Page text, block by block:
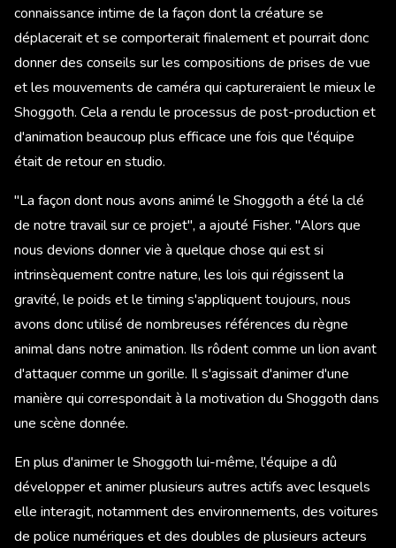
connaissance intime de la façon dont la créature se
déplacerait et se comporterait finalement et pourrait donc
donner des conseils sur les compositions de prises de vue
et les mouvements de caméra qui captureraient le mieux le
Shoggoth. Cela a rendu le processus de post-production et
d'animation beaucoup plus efficace une fois que l'équipe
était de retour en studio.
"La façon dont nous avons animé le Shoggoth a été la clé
de notre travail sur ce projet", a ajouté Fisher. "Alors que
nous devions donner vie à quelque chose qui est si
intrinsèquement contre nature, les lois qui régissent la
gravité, le poids et le timing s'appliquent toujours, nous
avons donc utilisé de nombreuses références du règne
animal dans notre animation. Ils rôdent comme un lion avant
d'attaquer comme un gorille. Il s'agissait d'animer d'une
manière qui correspondait à la motivation du Shoggoth dans
une scène donnée.
En plus d'animer le Shoggoth lui-même, l'équipe a dû
développer et animer plusieurs autres actifs avec lesquels
elle interagit, notamment des environnements, des voitures
de police numériques et des doubles de plusieurs acteurs